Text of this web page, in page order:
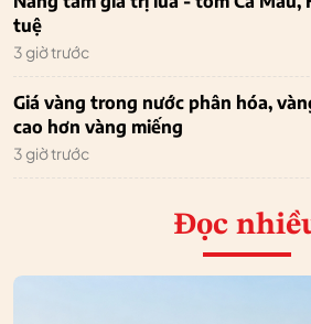
tuệ
3 giờ trước
Giá vàng trong nước phân hóa,
cao hơn vàng miếng
3 giờ trước
Đọc